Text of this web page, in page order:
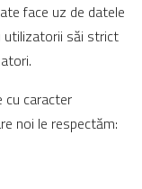
face uz de datele
utilizatorii săi strict
cu caracter
noi le respectăm: